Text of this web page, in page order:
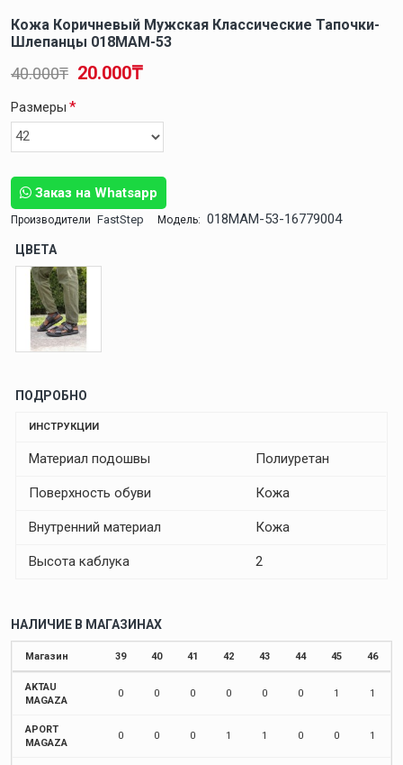
Кожа Коричневый Мужская Классические Тапочки-
Шлепанцы 018MAM-53
Заказ на Whatsapp
Производители FastStep Модель: 018MAM-53-16779004
20.000₸
40.000₸
Размеры
ЦВЕТА
ПОДРОБНО
ИНСТРУКЦИИ
Материал подошвы Полиуретан
Поверхность обуви Кожа
Внутренний материал Кожа
Высота каблука 2
НАЛИЧИЕ В МАГАЗИНАХ
Магазин 39 40 41 42 43 44 45 46
AKTAU
MAGAZA
0 0 0 0 0 0 1 1
APORT
MAGAZA
0 0 0 1 1 0 0 1